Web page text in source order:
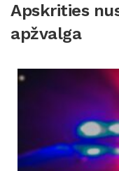
Apskrities
apžvalga